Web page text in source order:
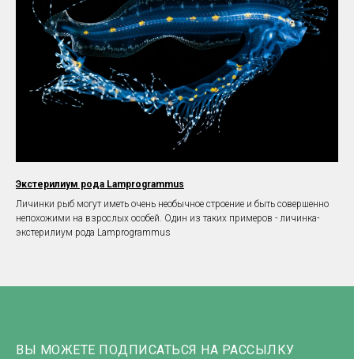
Экстерилиум рода Lamprogrammus
Личинки рыб могут иметь очень необычное строение и быть совершенно
непохожими на взрослых особей. Один из таких примеров - личинка-
экстерилиум рода Lamprogrammus
ВЫ МОЖЕТЕ ПОДПИСАТЬСЯ НА РАССЫЛКУ